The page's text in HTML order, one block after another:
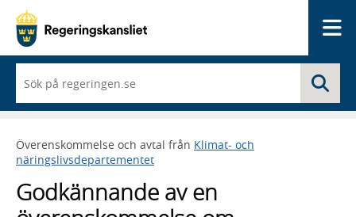
du
börjar
skriva
framträder
en
med
sökförslag
Överenskommelse och avtal från Klimat- och
näringslivsdepartementet
Godkännande av en